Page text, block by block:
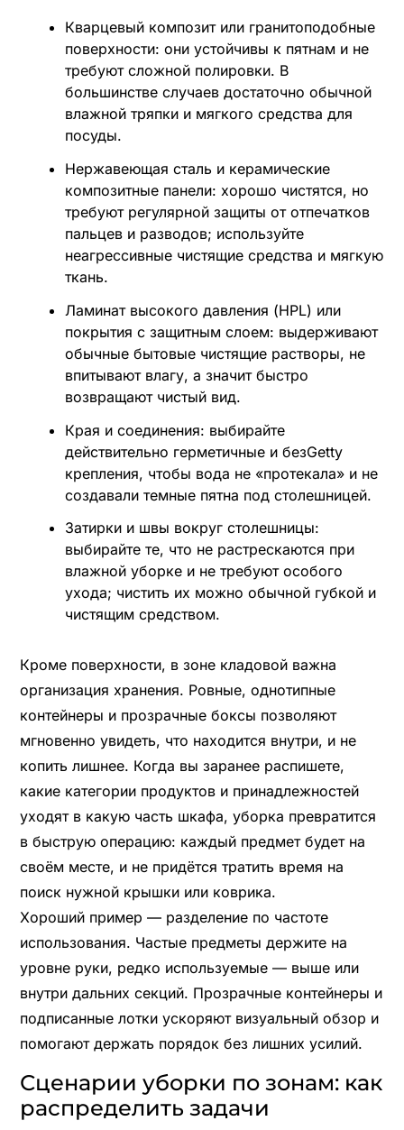
Кварцевый композит или гранитоподобные
поверхности: они устойчивы к пятнам и не
требуют сложной полировки. В
большинстве случаев достаточно обычной
влажной тряпки и мягкого средства для
посуды.
Нержавеющая сталь и керамические
композитные панели: хорошо чистятся, но
требуют регулярной защиты от отпечатков
пальцев и разводов; используйте
неагрессивные чистящие средства и мягкую
ткань.
Ламинат высокого давления (HPL) или
покрытия с защитным слоем: выдерживают
обычные бытовые чистящие растворы, не
впитывают влагу, а значит быстро
возвращают чистый вид.
Края и соединения: выбирайте
действительно герметичные и безGetty
крепления, чтобы вода не «протекала» и не
создавали темные пятна под столешницей.
Затирки и швы вокруг столешницы:
выбирайте те, что не растрескаются при
влажной уборке и не требуют особого
ухода; чистить их можно обычной губкой и
чистящим средством.
Кроме поверхности, в зоне кладовой важна
организация хранения. Ровные, однотипные
контейнеры и прозрачные боксы позволяют
мгновенно увидеть, что находится внутри, и не
копить лишнее. Когда вы заранее распишете,
какие категории продуктов и принадлежностей
уходят в какую часть шкафа, уборка превратится
в быструю операцию: каждый предмет будет на
своём месте, и не придётся тратить время на
поиск нужной крышки или коврика.
Хороший пример — разделение по частоте
использования. Частые предметы держите на
уровне руки, редко используемые — выше или
внутри дальних секций. Прозрачные контейнеры и
подписанные лотки ускоряют визуальный обзор и
помогают держать порядок без лишних усилий.
Сценарии уборки по зонам: как
распределить задачи